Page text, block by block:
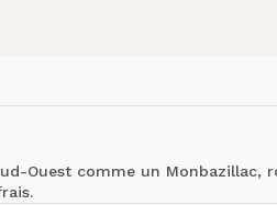
Ouest comme un